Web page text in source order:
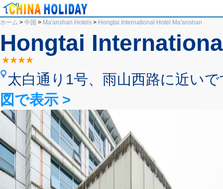
ホーム > 中国 > Ma'anshan Hotels > Hongtai International Hotel Ma'anshan
Hongtai
太白通り1号、雨山西路に近い
図で表示 >